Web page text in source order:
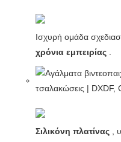
Ισχυρή ομάδα
χρόνια εμπειρίας.
Σιλικόνη πλατίνας,